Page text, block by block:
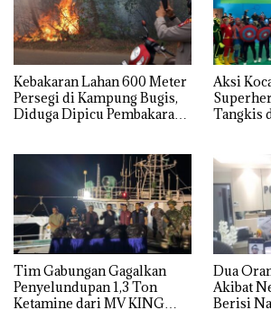
Kebakaran Lahan 600 Meter
Persegi di Kampung Bugis,
Diduga Dipicu Pembakaran
Aksi
Tangkis
Tim Gabungan Gagalkan
Penyelundupan 1,3 Ton
Ketamine dari MV KING
Dua
Akibat
Berisi